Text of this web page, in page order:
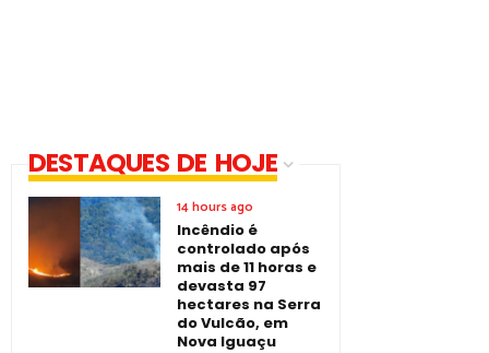
DESTAQUES DE HOJE
14 hours ago
Incêndio é
controlado após
mais de 11 horas e
devasta 97
hectares na Serra
do Vulcão, em
Nova Iguaçu